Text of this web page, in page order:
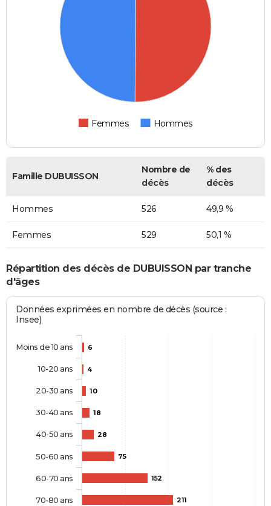
Femmes Hommes
Famille DUBUISSON
Nombre de
décès
% des
décès
Hommes 526 49,9 %
Femmes 529 50,1 %
Répartition des décès de DUBUISSON par tranche
d'âges
Données exprimées en nombre de décès (source :
Insee)
6
4
10
18
28
75
152
211
Moins de 10 ans
10-20 ans
20-30 ans
30-40 ans
40-50 ans
50-60 ans
60-70 ans
70-80 ans